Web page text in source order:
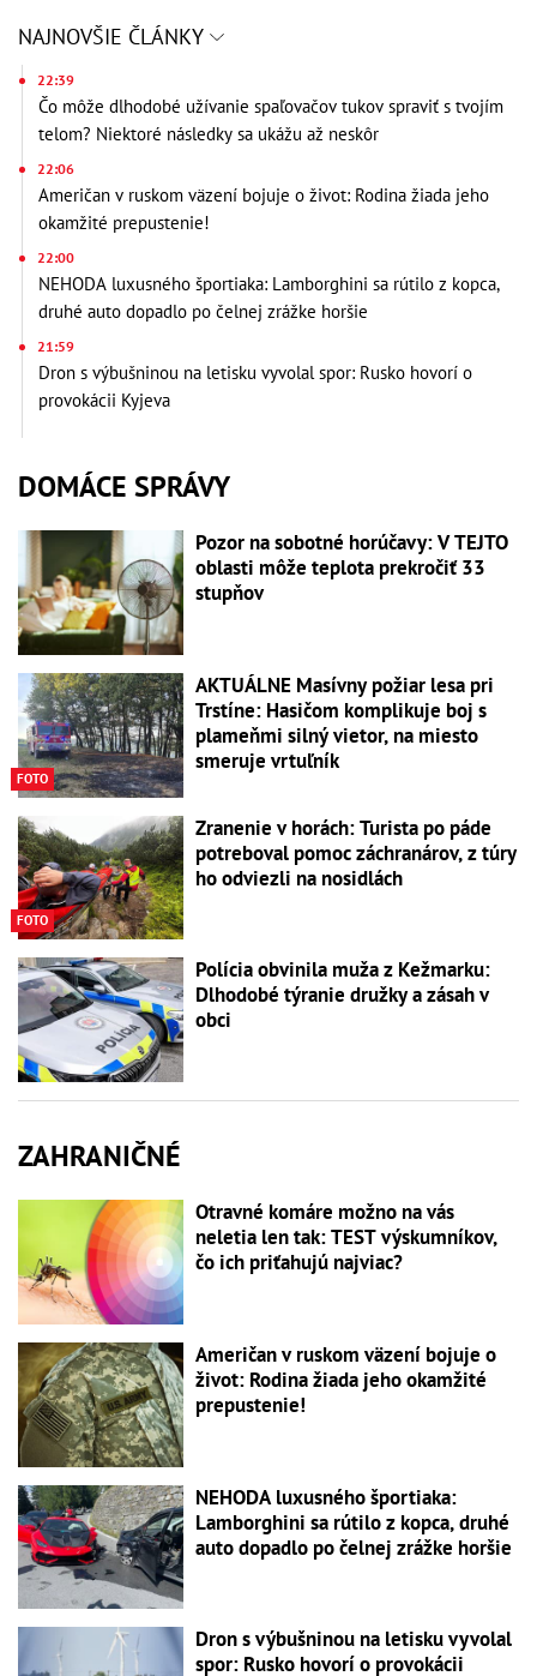
NAJNOVŠIE ČLÁNKY
22:39
Čo môže dlhodobé užívanie spaľovačov tukov spraviť s tvojím
telom? Niektoré následky sa ukážu až neskôr
22:06
Američan v ruskom väzení bojuje o život: Rodina žiada jeho
okamžité prepustenie!
22:00
NEHODA luxusného športiaka: Lamborghini sa rútilo z kopca,
druhé auto dopadlo po čelnej zrážke horšie
21:59
Dron s výbušninou na letisku vyvolal spor: Rusko hovorí o
provokácii Kyjeva
DOMÁCE SPRÁVY
Pozor na sobotné horúčavy: V TEJTO
oblasti môže teplota prekročiť 33
stupňov
FOTO
AKTUÁLNE Masívny požiar lesa pri
Trstíne: Hasičom komplikuje boj s
plameňmi silný vietor, na miesto
smeruje vrtuľník
FOTO
Zranenie v horách: Turista po páde
potreboval pomoc záchranárov, z túry
ho odviezli na nosidlách
Polícia obvinila muža z Kežmarku:
Dlhodobé týranie družky a zásah v
obci
ZAHRANIČNÉ
Otravné komáre možno na vás
neletia len tak: TEST výskumníkov,
čo ich priťahujú najviac?
Američan v ruskom väzení bojuje o
život: Rodina žiada jeho okamžité
prepustenie!
NEHODA luxusného športiaka:
Lamborghini sa rútilo z kopca, druhé
auto dopadlo po čelnej zrážke horšie
Dron s výbušninou na letisku vyvolal
spor: Rusko hovorí o provokácii